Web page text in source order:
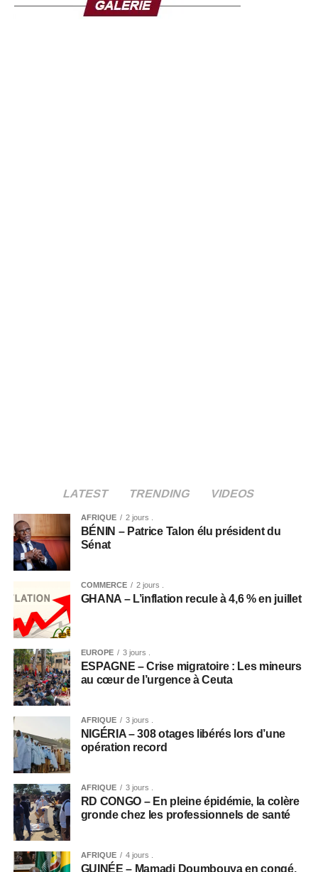
LATEST TRENDING VIDEOS
AFRIQUE 2 jours .
BÉNIN – Patrice Talon élu président du
Sénat
COMMERCE 2 jours .
GHANA – L’inflation recule à 4,6 % en juillet
EUROPE 3 jours .
ESPAGNE – Crise migratoire : Les mineurs
au cœur de l’urgence à Ceuta
AFRIQUE 3 jours .
NIGÉRIA – 308 otages libérés lors d’une
opération record
AFRIQUE 3 jours .
RD CONGO – En pleine épidémie, la colère
gronde chez les professionnels de santé
AFRIQUE 4 jours .
GUINÉE – Mamadi Doumbouya en congé,